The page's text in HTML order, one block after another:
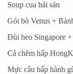
Soup cua hải sản
Gỏi bò Venus +
Đùi heo Singapore
Cá chẽm hấp
Mực câu hấp hành